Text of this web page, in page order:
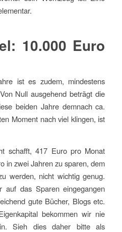
10.000 Euro
ist es zudem, mindestens
Null ausgehend beträgt die
beiden Jahre demnach ca.
Moment nach viel klingen, ist
schafft, 417 Euro pro Monat
in zwei Jahren zu sparen, dem
werden, nicht wichtig genug.
auf das Sparen eingegangen
gute Bücher, Blogs etc.
bekommen wir nie
Sieh dies daher bitte als